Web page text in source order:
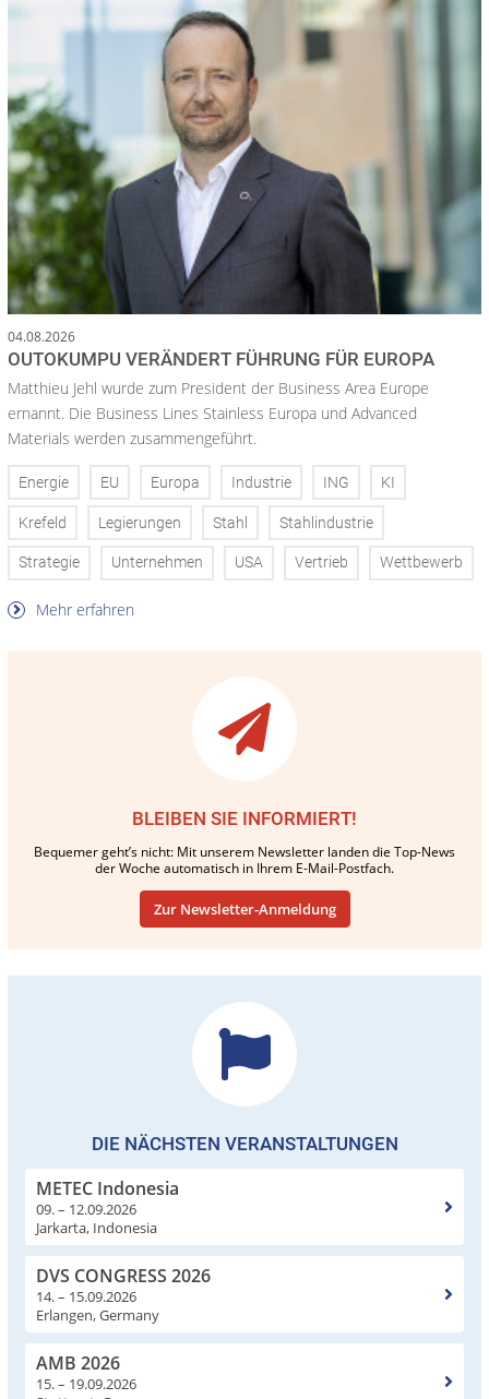
04.08.2026
OUTOKUMPU VERÄNDERT FÜHRUNG FÜR EUROPA
Matthieu Jehl wurde zum President der Business Area Europe
ernannt. Die Business Lines Stainless Europa und Advanced
Materials werden zusammengeführt.
Energie EU Europa Industrie ING KI
Krefeld Legierungen Stahl Stahlindustrie
Strategie Unternehmen USA Vertrieb Wettbewerb
Mehr erfahren
BLEIBEN SIE INFORMIERT!
Bequemer geht’s nicht: Mit unserem Newsletter landen die Top-News
der Woche automatisch in Ihrem E-Mail-Postfach.
Zur Newsletter-Anmeldung
DIE NÄCHSTEN VERANSTALTUNGEN
METEC Indonesia
09. – 12.09.2026
Jarkarta, Indonesia
DVS CONGRESS 2026
14. – 15.09.2026
Erlangen, Germany
AMB 2026
15. – 19.09.2026